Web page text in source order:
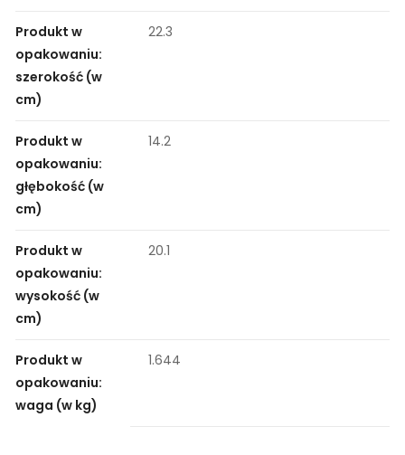
Produkt w
opakowaniu:
szerokość (w
cm)
22.3
Produkt w
opakowaniu:
głębokość (w
cm)
14.2
Produkt w
opakowaniu:
wysokość (w
cm)
20.1
Produkt w
opakowaniu:
waga (w kg)
1.644